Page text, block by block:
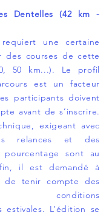
Dentelles (42 km -
une certaine
des courses de cette
50 km...). Le profil
est un facteur
participants doivent
avant de s’inscrire.
exigeant avec
relances et des
sont au
il est demandé à
de tenir compte des
conditions
estivales. L’édition se